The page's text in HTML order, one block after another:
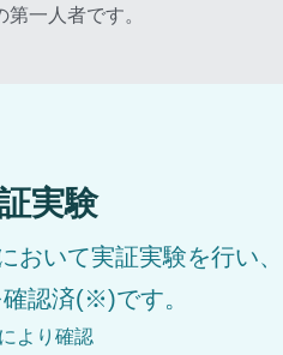
一人者です。
実験
おいて実証実験を行い、
認済(※)です。
より確認